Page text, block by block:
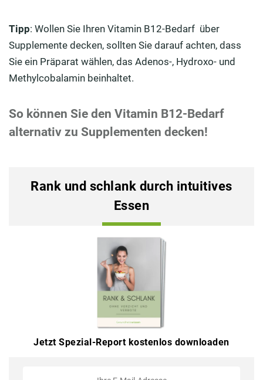
Tipp: Wollen Sie Ihren Vitamin B12-Bedarf über
Supplemente decken, sollten Sie darauf achten, dass
Sie ein Präparat wählen, das Adenos-, Hydroxo- und
Methylcobalamin beinhaltet.
So können Sie den Vitamin B12-Bedarf
alternativ zu Supplementen decken!